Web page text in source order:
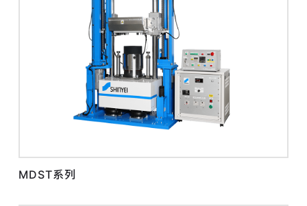
MDST系列